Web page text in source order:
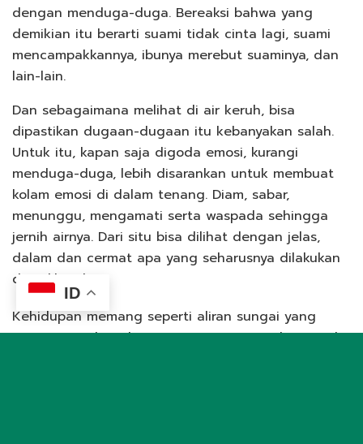
dengan menduga-duga. Bereaksi bahwa yang
demikian itu berarti suami tidak cinta lagi, suami
mencampakkannya, ibunya merebut suaminya, dan
lain-lain.
Dan sebagaimana melihat di air keruh, bisa
dipastikan dugaan-dugaan itu kebanyakan salah.
Untuk itu, kapan saja digoda emosi, kurangi
menduga-duga, lebih disarankan untuk membuat
kolam emosi di dalam tenang. Diam, sabar,
menunggu, mengamati serta waspada sehingga
jernih airnya. Dari situ bisa dilihat dengan jelas,
dalam dan cermat apa yang seharusnya dilakukan
dan dikatakan.
Kehidupan memang seperti aliran sungai yang
terus mengalir. Ada saatnya sungai penuh sampah
ID